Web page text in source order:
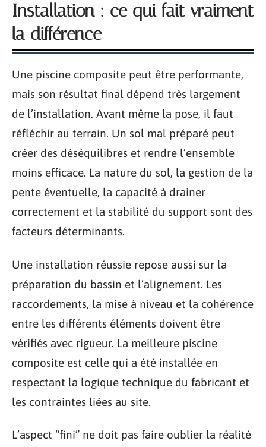
Installation : ce qui fait vraiment
la différence
Une piscine composite peut être performante,
mais son résultat final dépend très largement
de l’installation. Avant même la pose, il faut
réfléchir au terrain. Un sol mal préparé peut
créer des déséquilibres et rendre l’ensemble
moins efficace. La nature du sol, la gestion de la
pente éventuelle, la capacité à drainer
correctement et la stabilité du support sont des
facteurs déterminants.
Une installation réussie repose aussi sur la
préparation du bassin et l’alignement. Les
raccordements, la mise à niveau et la cohérence
entre les différents éléments doivent être
vérifiés avec rigueur. La meilleure piscine
composite est celle qui a été installée en
respectant la logique technique du fabricant et
les contraintes liées au site.
L’aspect “fini” ne doit pas faire oublier la réalité